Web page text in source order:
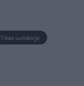
Tilaa uutiskirje